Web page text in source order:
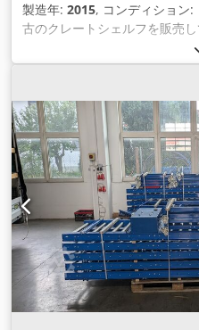
製造年: 2015, コンディション:
古のクレートシェルフを販売
適ですが、ダンボール箱も問
は、お客様のニーズに合わせ
す。 ローラーレールの傾斜
チを使って素早く簡単に調整
ドレールが、片側にはストッ
使用し、木箱が不用意に落下
ータと詳細情報。 メーカー：
ルラック 1レーン 19032-01 製
写真でご覧いただけるように
す。 納品範囲には、以下のも
古 全長：約2,500mm 全深度
内寸：約485mm 自重：約
棚板ユニット全体の耐荷重：
りの巾木の枚数：02枚 チュ
ーラーレールの長さ：約